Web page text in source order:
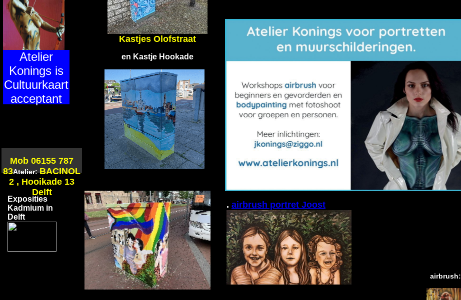
Mob 06155 787
83Atelier:BACINOL
2 , Hooikade 13
Delft
Atelier
Konings is
Cultuurkaart
acceptant
Exposities
Kadmium in
Delft
. airbrush portret Joost
airbrush:
Kastjes Olofstraat
en Kastje Hookade